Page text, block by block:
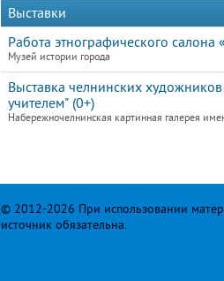
Выставки
Работа этнографического салона
Музей истории города
Выставка челнинских
учителем" (0+)
Набережночелнинская картинная галерея
© 2012-2026 При использовании
источник обязательна.